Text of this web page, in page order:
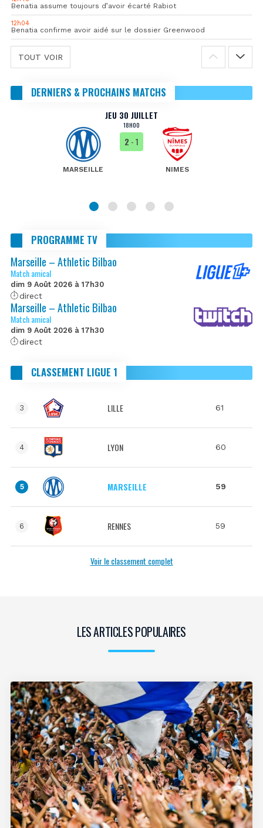
Benatia assume toujours d’avoir écarté Rabiot
12h04
Benatia confirme avoir aidé sur le dossier Greenwood
TOUT VOIR
DERNIERS & PROCHAINS MATCHS
JEU 30 JUILLET
18H00
MARSEILLE
2 - 1
NIMES
PROGRAMME TV
Marseille – Athletic Bilbao
Match amical
dim 9 Août 2026 à 17h30
direct
Marseille – Athletic Bilbao
Match amical
dim 9 Août 2026 à 17h30
direct
CLASSEMENT LIGUE 1
3 LILLE 61
4 LYON 60
5 MARSEILLE 59
6 RENNES 59
Voir le classement complet
LES ARTICLES POPULAIRES